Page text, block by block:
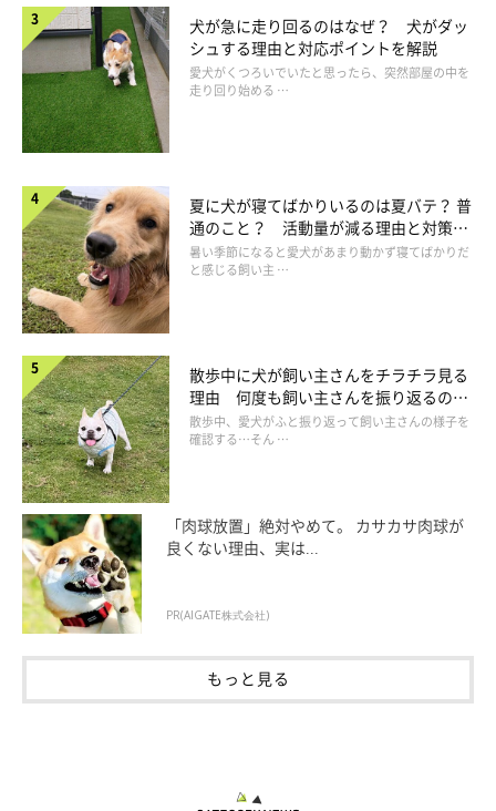
犬が急に走り回るのはなぜ？ 犬がダッ
シュする理由と対応ポイントを解説
愛犬がくつろいでいたと思ったら、突然部屋の中を
走り回り始める …
夏に犬が寝てばかりいるのは夏バテ？ 普
通のこと？ 活動量が減る理由と対策と
は
暑い季節になると愛犬があまり動かず寝てばかりだ
と感じる飼い主 …
散歩中に犬が飼い主さんをチラチラ見る
理由 何度も飼い主さんを振り返るのは
なぜ？
散歩中、愛犬がふと振り返って飼い主さんの様子を
確認する…そん …
「肉球放置」絶対やめて。 カサカサ肉球が
良くない理由、実は...
PR(AIGATE株式会社)
もっと見る